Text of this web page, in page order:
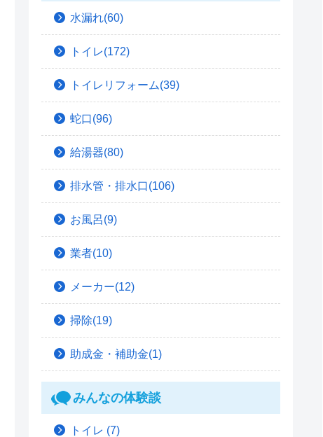
水漏れ(60)
トイレ(172)
トイレリフォーム(39)
蛇口(96)
給湯器(80)
排水管・排水口(106)
お風呂(9)
業者(10)
メーカー(12)
掃除(19)
助成金・補助金(1)
みんなの体験談
トイレ (7)